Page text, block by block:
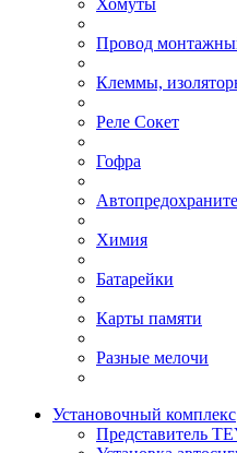
Провод
Клеммы,
Реле Сокет
Гофра
Химия
Батарейки
Карты памяти
Разные мелочи
Установочный комплекс
Представитель